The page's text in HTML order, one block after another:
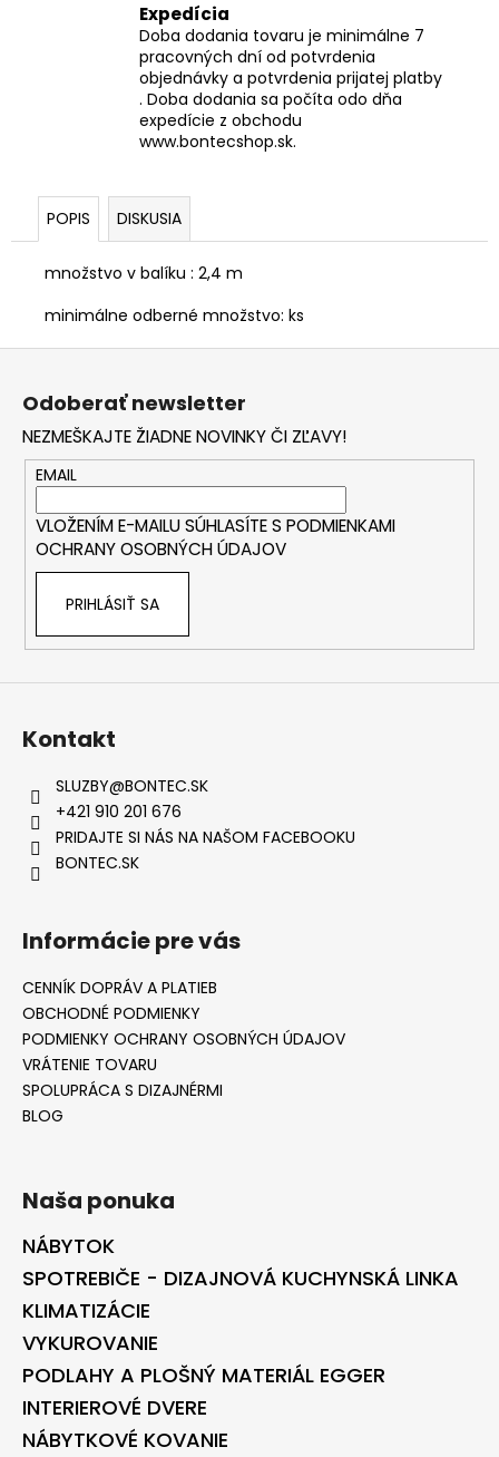
Expedícia
Doba dodania tovaru je minimálne 7
pracovných dní od potvrdenia
objednávky a potvrdenia prijatej platby
. Doba dodania sa počíta odo dňa
expedície z obchodu
www.bontecshop.sk.
POPIS DISKUSIA
množstvo v balíku : 2,4 m
minimálne odberné množstvo: ks
Z
Odoberať newsletter
NEZMEŠKAJTE ŽIADNE NOVINKY ČI ZĽAVY!
EMAIL
VLOŽENÍM E-MAILU SÚHLASÍTE S PODMIENKAMI
OCHRANY OSOBNÝCH ÚDAJOV
PRIHLÁSIŤ SA
Kontakt
SLUZBY@BONTEC.SK
+421 910 201 676
PRIDAJTE SI NÁS NA NAŠOM FACEBOOKU
BONTEC.SK
Informácie pre vás
CENNÍK DOPRÁV A PLATIEB
OBCHODNÉ PODMIENKY
PODMIENKY OCHRANY OSOBNÝCH ÚDAJOV
VRÁTENIE TOVARU
SPOLUPRÁCA S DIZAJNÉRMI
BLOG
Naša ponuka
NÁBYTOK
SPOTREBIČE - DIZAJNOVÁ KUCHYNSKÁ LINKA
KLIMATIZÁCIE
VYKUROVANIE
PODLAHY A PLOŠNÝ MATERIÁL EGGER
INTERIEROVÉ DVERE
NÁBYTKOVÉ KOVANIE